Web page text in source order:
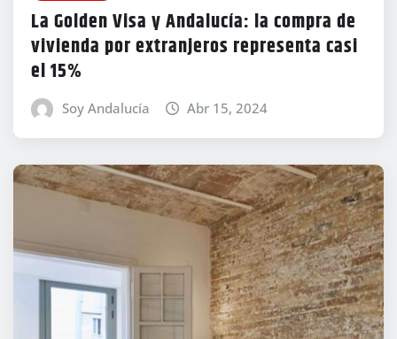
La Golden Visa y Andalucía: la compra de
vivienda por extranjeros representa casi
el 15%
Soy Andalucía Abr 15, 2024